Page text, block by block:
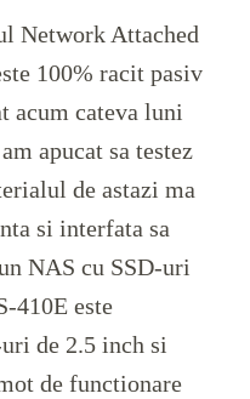
Network Attached
100% racit pasiv
acum cateva luni
apucat sa testez
de astazi ma
si interfata sa
NAS cu SSD-uri
410E este
de 2.5 inch si
de functionare